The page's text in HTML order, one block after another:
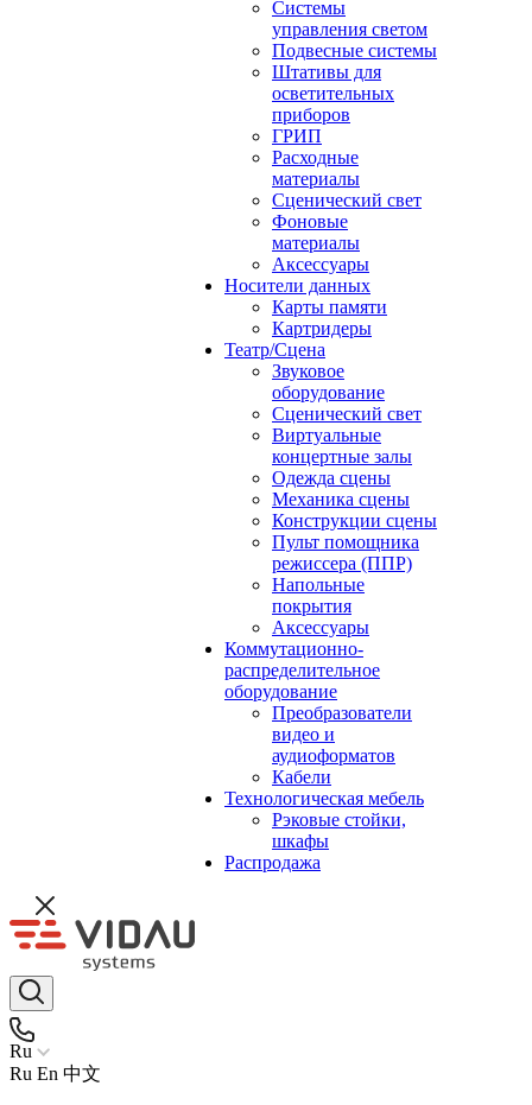
Системы
управления светом
Подвесные системы
Штативы для
осветительных
приборов
ГРИП
Расходные
материалы
Сценический свет
Фоновые
материалы
Аксессуары
Носители данных
Карты памяти
Картридеры
Театр/Сцена
Звуковое
оборудование
Сценический свет
Виртуальные
концертные залы
Одежда сцены
Механика сцены
Конструкции сцены
Пульт помощника
режиссера (ППР)
Напольные
покрытия
Аксессуары
Коммутационно-
распределительное
оборудование
Преобразователи
видео и
аудиоформатов
Кабели
Технологическая мебель
Рэковые стойки,
шкафы
Распродажа
Ru
Ru En 中文